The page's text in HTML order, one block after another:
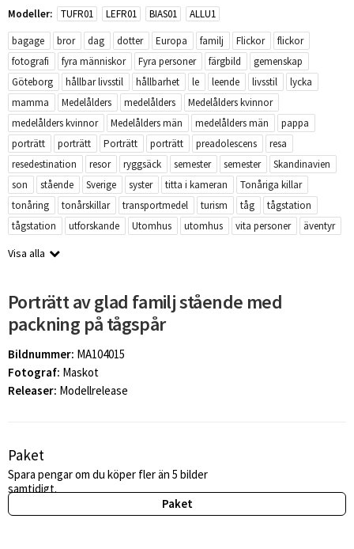
Modeller: TUFR01 LEFR01 BIAS01
ALLU1
bagage
bror dag dotter Europa familj Flickor
flickor
fotografi
fyra människor Fyra personer färgbild
gemenskap
Göteborg
hållbar livsstil hållbarhet le leende livsstil
lycka
mamma
Medelålders medelålders
Medelålders kvinnor
medelålders kvinnor
Medelålders män medelålders män
pappa
porträtt
porträtt Porträtt porträtt preadolescens
resa
resedestination
resor ryggsäck semester semester
Skandinavien
son
stående Sverige syster titta i kameran
Tonåriga killar
tonåring
tonårskillar transportmedel turism tåg
tågstation
tågstation
utforskande Utomhus utomhus vita personer äventyr
Visa alla
Porträtt av glad familj stående med
packning på tågspår
Bildnummer: MA104015
Fotograf: Maskot
Releaser: Modellrelease
Paket
Spara pengar om du köper fler än 5 bilder
samtidigt.
Paket